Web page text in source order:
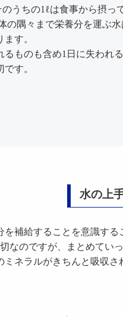
うちの1ℓは食事から摂
の隅々まで栄養分を運ぶ
す。
ものも含め1日に失われ
す。
水の上
補給することを意識する
なのですが、まとめてい
ネラルがきちんと吸収